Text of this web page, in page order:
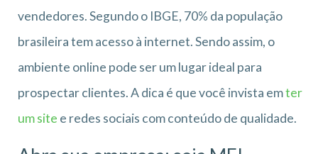
vendedores. Segundo o IBGE, 70% da população
brasileira tem acesso à internet. Sendo assim, o
ambiente online pode ser um lugar ideal para
prospectar clientes. A dica é que você invista emter
um site e redes sociais com conteúdo de qualidade.